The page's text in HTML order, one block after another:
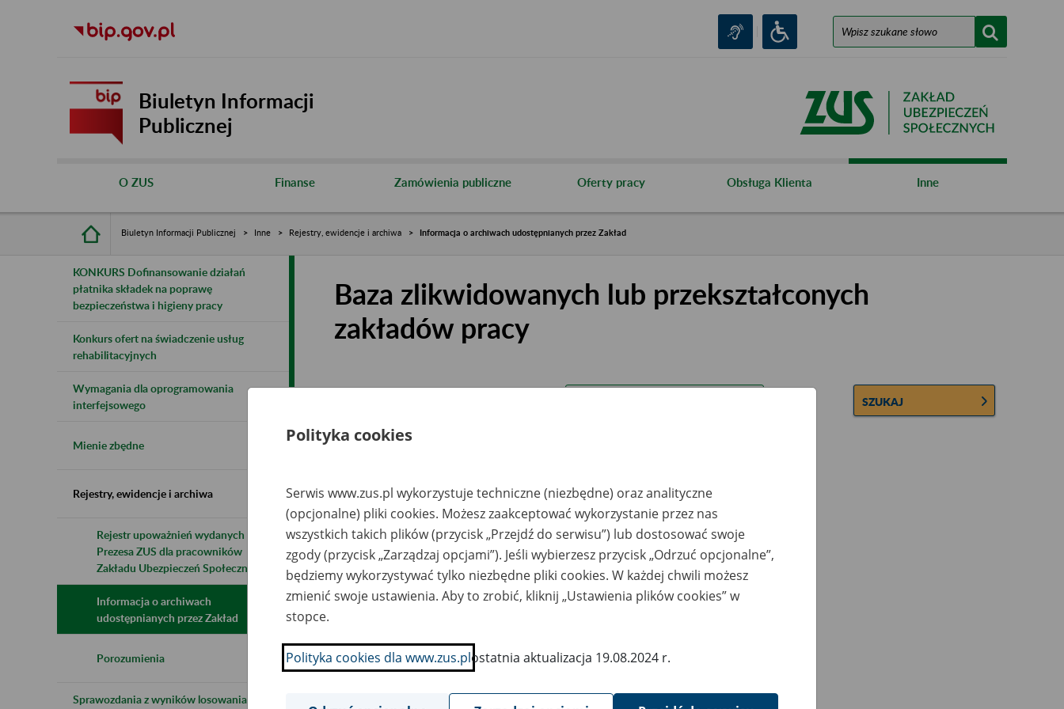
Biuletyn Informacji
Publicznej
O ZUS Finanse Zamówienia publiczne Oferty pracy Obsługa Klienta Inne
Biuletyn Informacji Publicznej Inne Rejestry, ewidencje i archiwa Informacja o archiwach udostępnianych przez Zakład
KONKURS Dofinansowanie działań
płatnika składek na poprawę
bezpieczeństwa i higieny pracy
Konkurs ofert na świadczenie usług
rehabilitacyjnych
Wymagania dla oprogramowania
interfejsowego
Mienie zbędne
Rejestry, ewidencje i archiwa
Rejestr upoważnień wydanych przez
Prezesa ZUS dla pracowników
Zakładu Ubezpieczeń Społecznych
Informacja o archiwach
udostępnianych przez Zakład
Porozumienia
Sprawozdania z wyników losowania do
Baza zlikwidowanych lub przekształconych
zakładów pracy
SZUKAJ
Wszystkie uwagi można przesyłać poprzez
Wyświetl wszystkie
Polityka cookies
Serwis www.zus.pl wykorzystuje techniczne (niezbędne) oraz analityczne
(opcjonalne) pliki cookies. Możesz zaakceptować wykorzystanie przez nas
wszystkich takich plików (przycisk „Przejdź do serwisu”) lub dostosować swoje
zgody (przycisk „Zarządzaj opcjami”). Jeśli wybierzesz przycisk „Odrzuć opcjonalne”,
będziemy wykorzystywać tylko niezbędne pliki cookies. W każdej chwili możesz
zmienić swoje ustawienia. Aby to zrobić, kliknij „Ustawienia plików cookies” w
stopce.
Polityka cookies dla www.zus.plostatnia aktualizacja 19.08.2024 r.